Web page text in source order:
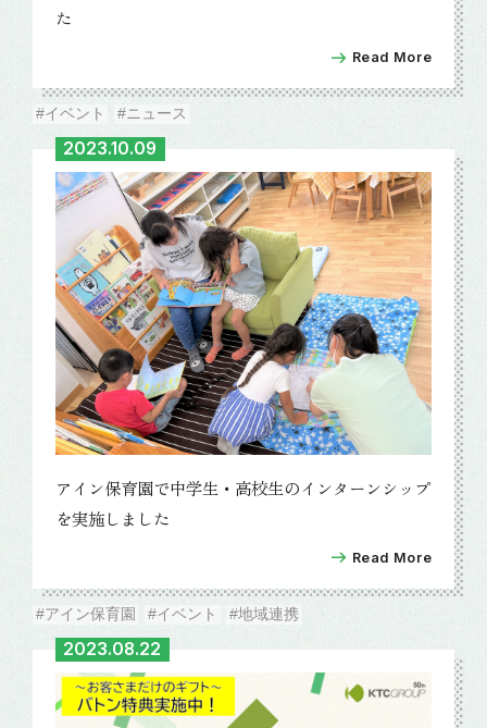
た
Read More
#イベント #ニュース
アイン保育園で中学生・高校生のインターンシップ
を実施しました
Read More
2023.10.09
#アイン保育園 #イベント #地域連携
2023.08.22